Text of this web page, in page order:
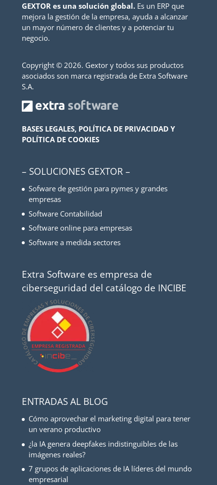
GEXTOR es una solución global.Es un ERP que
mejora la gestión de la empresa, ayuda a alcanzar
un mayor número de clientes y a potenciar tu
negocio.
Copyright © 2026. Gextor y todos sus productos
asociados son marca registrada de Extra Software
S.A.
BASES LEGALES, POLÍTICA DE PRIVACIDAD Y
POLÍTICA DE COOKIES
– SOLUCIONES GEXTOR –
Sofware de gestión para pymes y grandes
empresas
Software Contabilidad
Software online para empresas
Software a medida sectores
Extra Software es empresa de
ciberseguridad del catálogo de INCIBE
ENTRADAS AL BLOG
Cómo aprovechar el marketing digital para tener
un verano productivo
¿la IA genera deepfakes indistinguibles de las
imágenes reales?
7 grupos de aplicaciones de IA líderes del mundo
empresarial